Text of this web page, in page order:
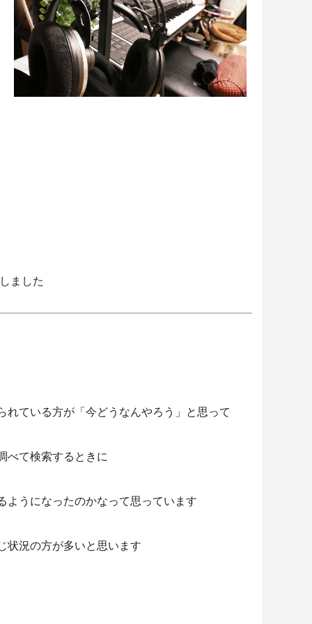
ました
ている方が「今どうなんやろう」と思って
て検索するときに
うになったのかなって思っています
況の方が多いと思います